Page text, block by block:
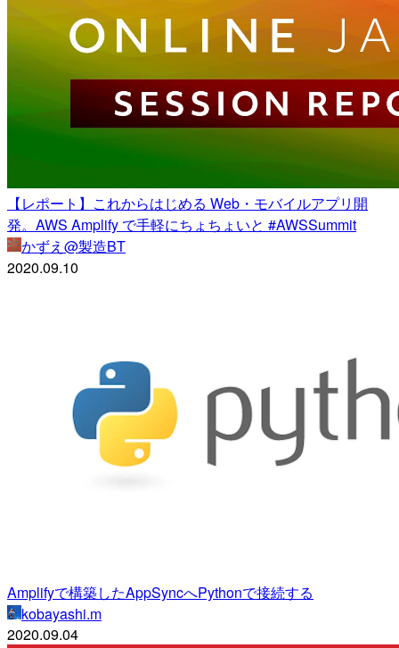
【レポート】これからはじめる Web・モバイルアプリ開
発。AWS Amplify で手軽にちょちょいと #AWSSummit
かずえ@製造BT
2020.09.10
Amplifyで構築したAppSyncへPythonで接続する
kobayashi.m
2020.09.04